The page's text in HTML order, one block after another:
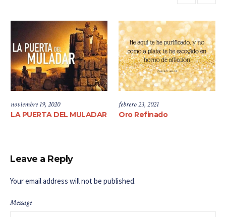
noviembre 19, 2020
LA PUERTA DEL MULADAR
febrero 23, 2021
Oro Refinado
Leave a Reply
Your email address will not be published.
Message